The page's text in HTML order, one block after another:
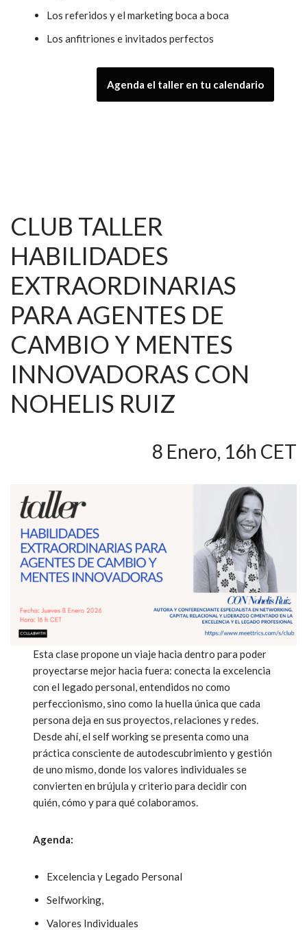
Los referidos y el marketing boca a boca
Los anfitriones e invitados perfectos
Agenda el taller en tu calendario
CLUB TALLER
HABILIDADES
EXTRAORDINARIAS
PARA AGENTES DE
CAMBIO Y MENTES
INNOVADORAS CON
NOHELIS RUIZ
8 Enero, 16h CET
Esta clase propone un viaje hacia dentro para poder
proyectarse mejor hacia fuera: conecta la excelencia
con el legado personal, entendidos no como
perfeccionismo, sino como la huella única que cada
persona deja en sus proyectos, relaciones y redes.
Desde ahí, el self working se presenta como una
práctica consciente de autodescubrimiento y gestión
de uno mismo, donde los valores individuales se
convierten en brújula y criterio para decidir con
quién, cómo y para qué colaboramos.​
Agenda:
Excelencia y Legado Personal
Selfworking,
Valores Individuales